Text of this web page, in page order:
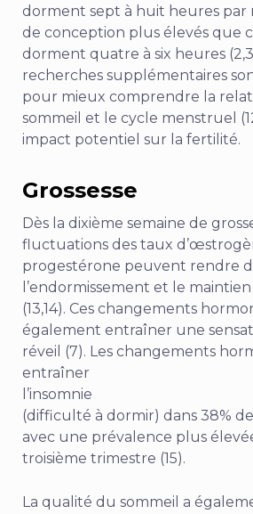
dorment sept à huit heures par
de conception plus élevés que
dorment quatre à six heures (2,3
recherches supplémentaires
pour mieux comprendre la
sommeil et le cycle menstruel
impact potentiel sur la fertilité.
Grossesse
Dès la dixième semaine de
fluctuations des taux
progestérone peuvent rendre
l’endormissement et le
(13,14). Ces changements
également entraîner une
réveil (7). Les changements
entraîner
l’insomnie
(difficulté à dormir) dans 38%
avec une prévalence plus
troisième trimestre (15).
La qualité du sommeil a